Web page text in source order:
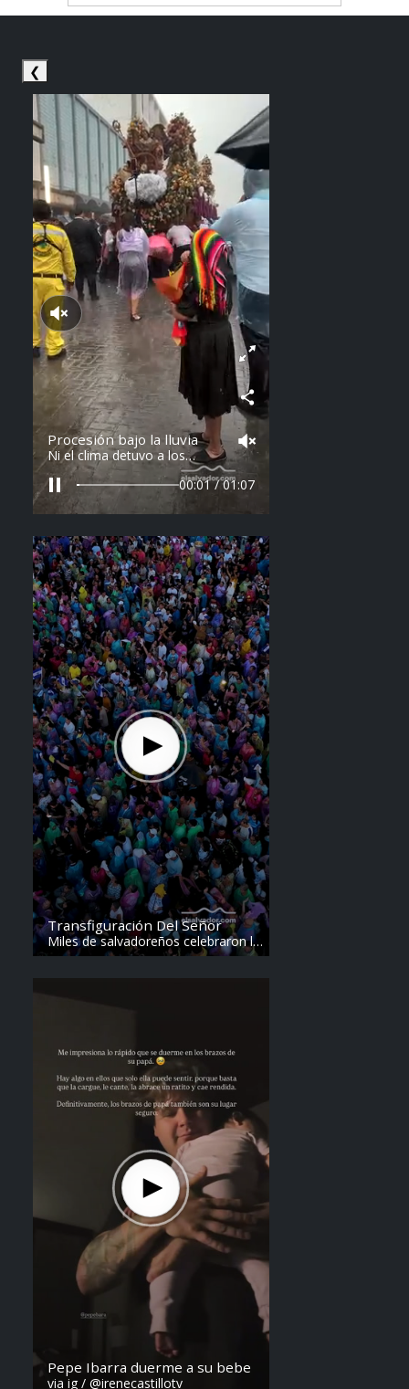
❮
Reproducir sonido
Procesión bajo la lluvia
Ni el clima detuvo a los
feligreses en el recorrido del
Divino Salvador del Mundo.
Vídeo: elsalvador.com /
Steven Anzora
00:03 / 01:07
Transfiguración Del Señor
Miles de salvadoreños celebraron la
Transfiguración del Divino Salvador
Pepe Ibarra duerme a su bebe
via ig / @irenecastillotv